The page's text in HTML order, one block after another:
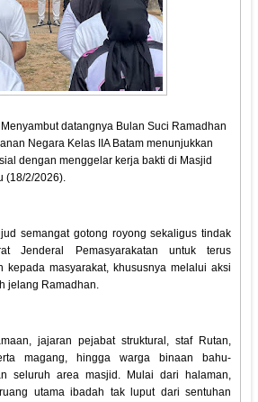
Menyambut datangnya Bulan Suci Ramadhan
Negara Kelas IIA Batam menunjukkan
dengan menggelar kerja bakti di Masjid
(18/2/2026).
semangat gotong royong sekaligus tindak
Jenderal Pemasyarakatan untuk terus
kepada masyarakat, khususnya melalui aksi
jelang Ramadhan.
jajaran pejabat struktural, staf Rutan,
magang, hingga warga binaan bahu-
seluruh area masjid. Mulai dari halaman,
utama ibadah tak luput dari sentuhan